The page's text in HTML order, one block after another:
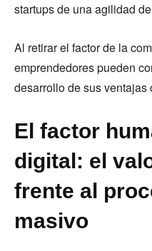
startups de una agilidad
Al retirar el factor de la
emprendedores pueden
desarrollo de sus
El factor
digital: el
frente al
masivo